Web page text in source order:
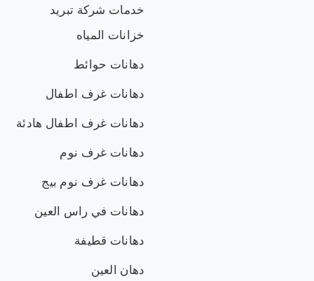
خدمات شركة تبريد
خزانات المياه
دهانات حوائط
دهانات غرف اطفال
دهانات غرف اطفال هادئة
دهانات غرف نوم
دهانات غرف نوم بيج
دهانات في راس العين
دهانات قطيفة
دهان العين